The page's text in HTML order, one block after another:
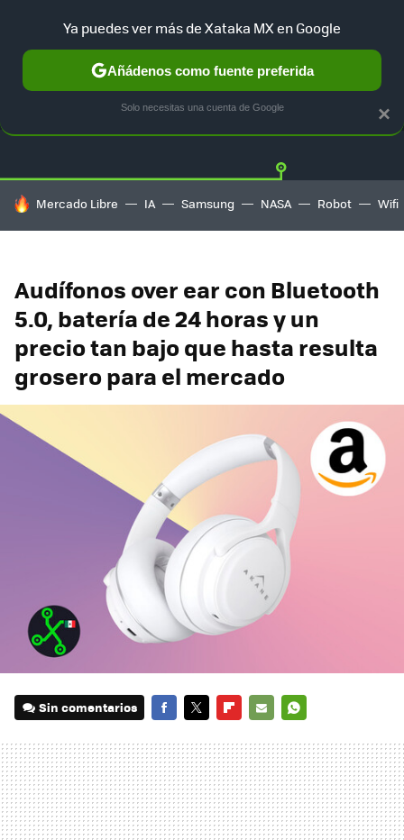
GUÍA DE COMPRAS MERCADO LIBRE
HOY SE HABLA DE
Mercado Libre IA Samsung NASA Robot Wifi
Audífonos over ear con Bluetooth
5.0, batería de 24 horas y un
precio tan bajo que hasta resulta
grosero para el mercado
Sin comentarios
MAIL
×
Ya puedes ver más de Xataka MX en Google
Añádenos como fuente preferida
Solo necesitas una cuenta de Google